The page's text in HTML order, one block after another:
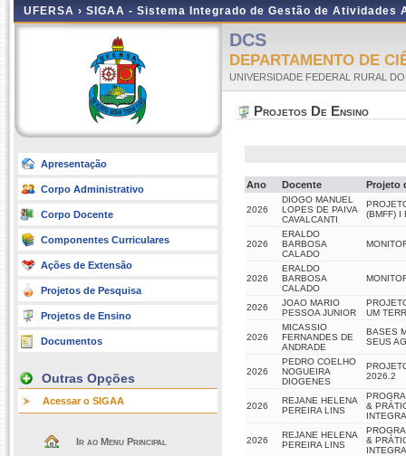
UFERSA › SIGAA - Sistema Integrado de Gestão de Atividades
Apresentação
Corpo Administrativo
Corpo Docente
Componentes Curriculares
Ações de Extensão
Projetos de Pesquisa
Projetos de Ensino
Documentos
Outras Opções
Acessar o SIGAA
Ir ao Menu Principal
DCS
DEPARTAMENTO DE
UNIVERSIDADE FEDERAL RURAL
Projetos De Ensino
Ano Docente Projeto
2026
DIOGO MANUEL
LOPES DE PAIVA
CAVALCANTI
(BMFF) I
2026
ERALDO
BARBOSA
CALADO
2026
ERALDO
BARBOSA
CALADO
2026
JOAO MARIO
PESSOA JUNIOR
UM
2026
MICASSIO
FERNANDES DE
ANDRADE
BASES
SEUS
2026
PEDRO COELHO
NOGUEIRA
DIOGENES
2026.2
2026
REJANE HELENA
PEREIRA LINS
&
2026
REJANE HELENA
PEREIRA LINS
&